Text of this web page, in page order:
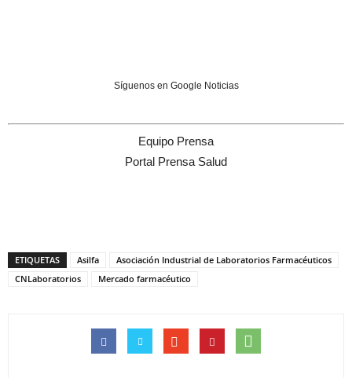
Síguenos en Google Noticias
Equipo Prensa
Portal Prensa Salud
ETIQUETAS Asilfa
Asociación Industrial de Laboratorios Farmacéuticos
CNLaboratorios
Mercado farmacéutico